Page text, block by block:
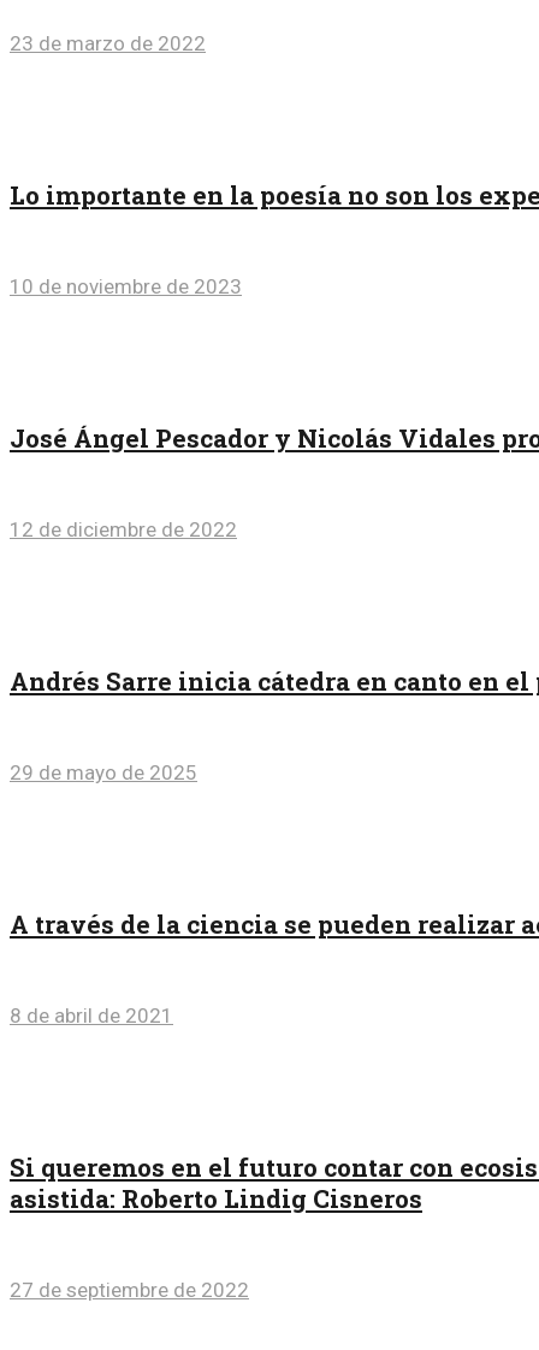
23 de marzo de 2022
Lo importante en la poesía no son los
10 de noviembre de 2023
José Ángel Pescador y Nicolás Vidales
12 de diciembre de 2022
Andrés Sarre inicia cátedra en canto en
29 de mayo de 2025
A través de la ciencia se pueden realizar
8 de abril de 2021
Si queremos en el futuro contar con
asistida: Roberto Lindig Cisneros
27 de septiembre de 2022